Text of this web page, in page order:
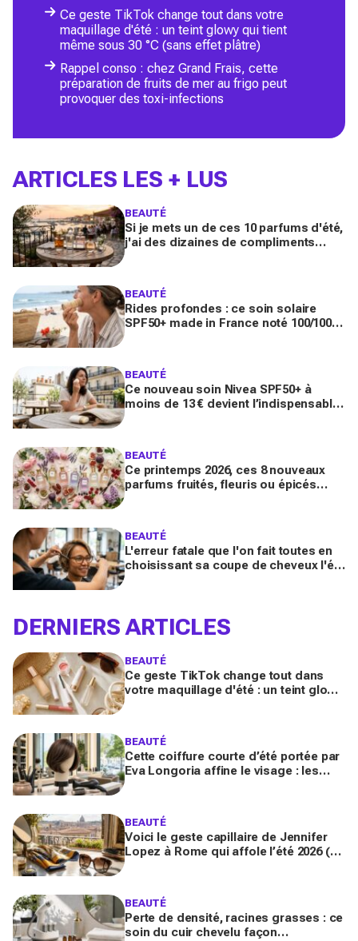
Ce geste TikTok change tout dans votre
maquillage d'été : un teint glowy qui tient
même sous 30 °C (sans effet plâtre)
Rappel conso : chez Grand Frais, cette
préparation de fruits de mer au frigo peut
provoquer des toxi-infections
ARTICLES LES + LUS
BEAUTÉ
Si je mets un de ces 10 parfums d'été,
j'ai des dizaines de compliments
BEAUTÉ
Rides profondes : ce soin solaire
SPF50+ made in France noté 100/100
BEAUTÉ
Ce nouveau soin Nivea SPF50+ à
moins de 13 € devient l’indispensable
BEAUTÉ
Ce printemps 2026, ces 8 nouveaux
parfums fruités, fleuris ou épicés
BEAUTÉ
L'erreur fatale que l'on fait toutes en
choisissant sa coupe de cheveux l'été
DERNIERS ARTICLES
BEAUTÉ
Ce geste TikTok change tout dans
votre maquillage d'été : un teint glowy
BEAUTÉ
Cette coiffure courte d’été portée par
Eva Longoria affine le visage : les
BEAUTÉ
Voici le geste capillaire de Jennifer
Lopez à Rome qui affole l’été 2026 (et
BEAUTÉ
Perte de densité, racines grasses : ce
soin du cuir chevelu façon